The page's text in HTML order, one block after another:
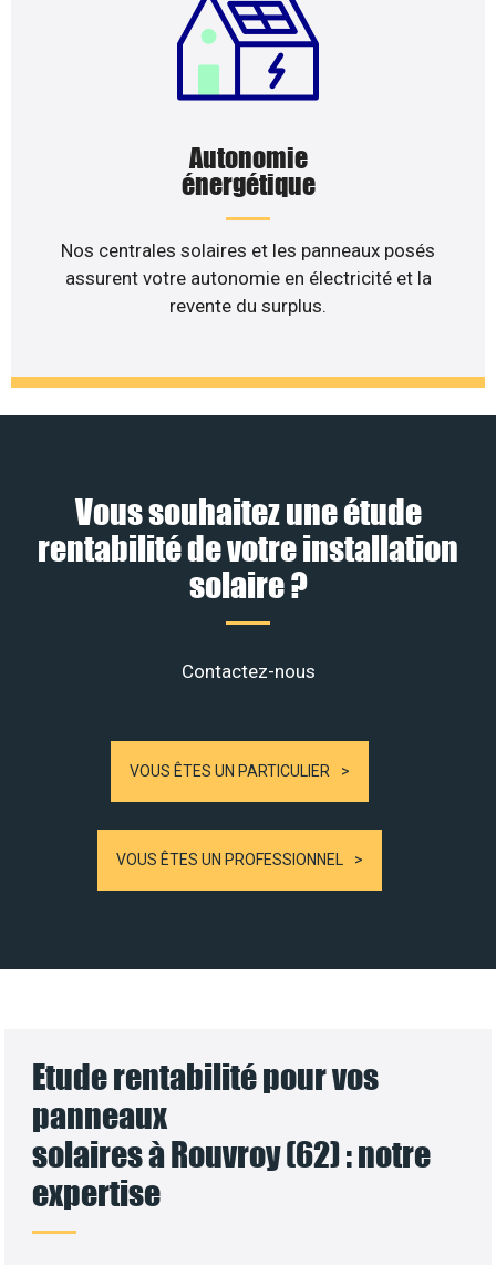
Autonomie
énergétique
Nos centrales solaires et les panneaux posés
assurent votre autonomie en électricité et la
revente du surplus.
Vous souhaitez une étude
rentabilité de votre installation
solaire ?
Contactez-nous
VOUS ÊTES UN PARTICULIER
VOUS ÊTES UN PROFESSIONNEL
Etude rentabilité pour vos
panneaux
solaires à Rouvroy (62) : notre
expertise